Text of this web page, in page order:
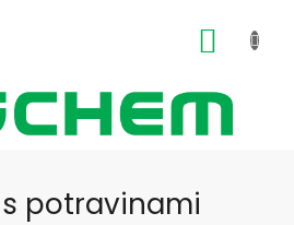
potravinami